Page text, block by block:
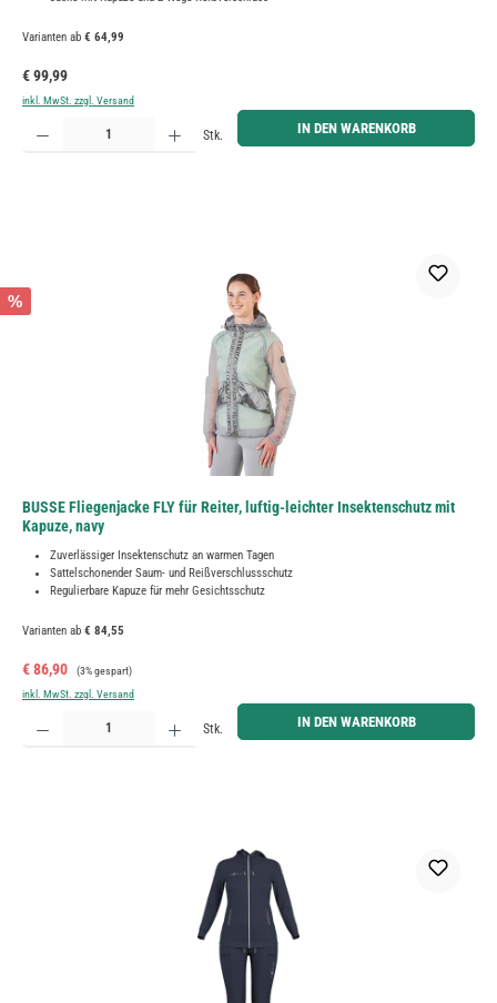
Varianten ab € 64,99
Regulärer Preis:
€ 99,99
inkl. MwSt. zzgl. Versand
Produkt Anzahl: Gib den gewünschten Wert ein oder benutze die Schaltflächen um die Anzahl zu
Stk. IN DEN WARENKORB
%
BUSSE Fliegenjacke FLY für Reiter, luftig-leichter Insektenschutz mit
Kapuze, navy
Zuverlässiger Insektenschutz an warmen Tagen
Sattelschonender Saum- und Reißverschlussschutz
Regulierbare Kapuze für mehr Gesichtsschutz
Varianten ab € 84,55
Verkaufspreis:
€ 86,90 Regulärer Preis:
(3% gespart)
inkl. MwSt. zzgl. Versand
Produkt Anzahl: Gib den gewünschten Wert ein oder benutze die Schaltflächen um die Anzahl zu
Stk. IN DEN WARENKORB